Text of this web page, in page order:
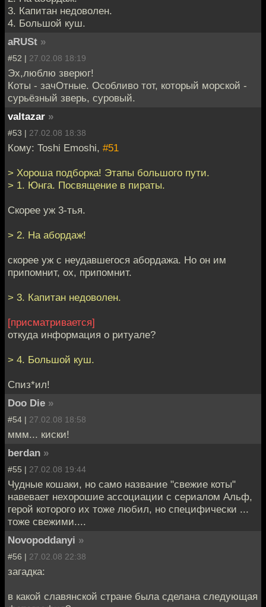
3. Капитан недоволен.
4. Большой куш.
aRUSt »
#52 | 27.02.08 18:19
Эх,люблю зверюг!
Коты - зачОтные. Особливо тот, который морской -
сурьёзный зверь, суровый.
valtazar »
#53 | 27.02.08 18:38
Кому: Toshi Emoshi, #51
> Хороша подборка! Этапы большого пути.
> 1. Юнга. Посвящение в пираты.
Скорее уж 3-тья.
> 2. На абордаж!
скорее уж с неудавшегося абордажа. Но он им
припомнит, ох, припомнит.
> 3. Капитан недоволен.
[присматривается]
откуда информация о ритуале?
> 4. Большой куш.
Спиз*ил!
Doo Die »
#54 | 27.02.08 18:58
ммм... киски!
berdan »
#55 | 27.02.08 19:44
Чудные кошаки, но само название "свежие коты"
навевает нехорошие ассоциации с сериалом Альф,
герой которого их тоже любил, но специфически ...
тоже свежими....
Novopoddanyi »
#56 | 27.02.08 22:38
загадка:
в какой славянской стране была сделана следующая